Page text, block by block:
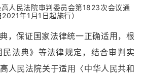
人民法院审判委员会第1823次会议通
年1月1日起施行）
，保证国家法律统一正确适用，根
法典》等法律规定，结合审判实
人民法院关于适用〈中华人民共和